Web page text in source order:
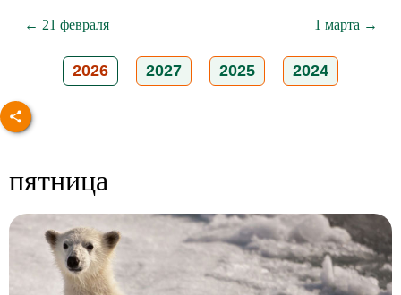
← 21 февраля 1 марта →
2026 2027 2025 2024
пятница